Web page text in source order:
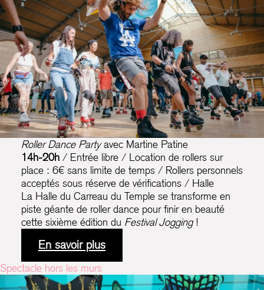
Roller Dance Partyavec Martine Patine
14h-20h/ Entrée libre / Location de rollers sur
place : 6€ sans limite de temps / Rollers personnels
acceptés sous réserve de vérifications / Halle
La Halle du Carreau du Temple se transforme en
piste géante de roller dance pour finir en beauté
cette sixième édition du Festival Jogging!
En savoir plus
Spectacle hors les murs